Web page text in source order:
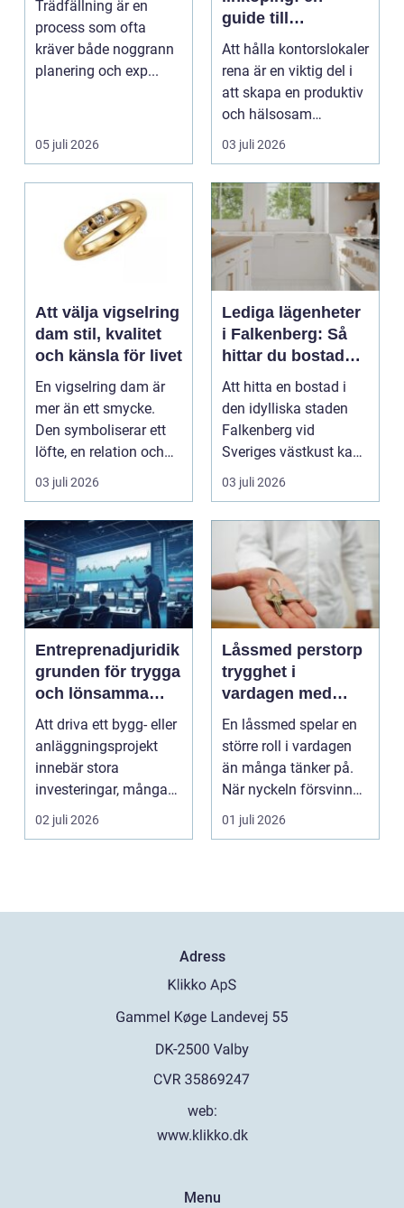
Trädfällning är en
process som ofta
kräver både noggrann
planering och exp...
05 juli 2026
guide till
professionell
städning
Att hålla kontorslokaler
rena är en viktig del i
att skapa en produktiv
och hälsosam
arbetsmiljö. En...
03 juli 2026
Att välja vigselring
dam stil, kvalitet
och känsla för livet
En vigselring dam är
mer än ett smycke.
Den symboliserar ett
löfte, en relation och
en gemensam fram...
03 juli 2026
Lediga lägenheter
i Falkenberg: Så
hittar du bostaden
för dig
Att hitta en bostad i
den idylliska staden
Falkenberg vid
Sveriges västkust kan
vara både...
03 juli 2026
Entreprenadjuridik
grunden för trygga
och lönsamma
byggprojekt
Att driva ett bygg- eller
anläggningsprojekt
innebär stora
investeringar, många
aktörer och ofta tuf...
02 juli 2026
Låssmed perstorp
trygghet i
vardagen med
moderna lås och
säkerhet
En låssmed spelar en
större roll i vardagen
än många tänker på.
När nyckeln försvinner,
dörren kärva...
01 juli 2026
Adress
web:
www.klikko.dk
Menu